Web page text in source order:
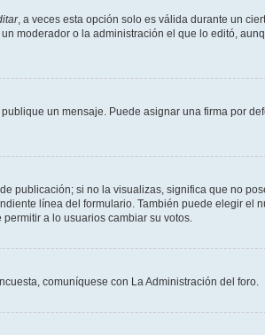
, a veces esta opción solo es válida durante un
moderador o la administración el que lo editó,
un mensaje. Puede asignar una firma por
publicación; si no la visualizas, significa que no
línea del formulario. También puede elegir el
a lo usuarios cambiar su votos.
comuníquese con La Administración del foro.